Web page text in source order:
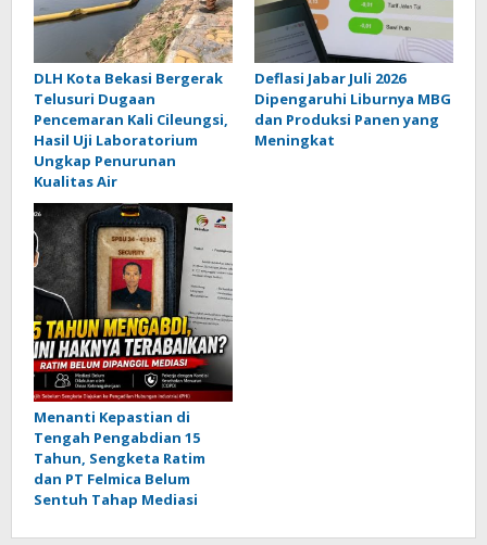
DLH Kota Bekasi Bergerak
Telusuri Dugaan
Pencemaran Kali Cileungsi,
Hasil Uji Laboratorium
Ungkap Penurunan
Kualitas Air
Deflasi Jabar Juli 2026
Dipengaruhi Liburnya MBG
dan Produksi Panen yang
Meningkat
Menanti Kepastian di
Tengah Pengabdian 15
Tahun, Sengketa Ratim
dan PT Felmica Belum
Sentuh Tahap Mediasi